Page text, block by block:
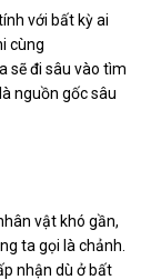
với bất kỳ ai
cùng
sẽ đi sâu vào tìm
nguồn gốc sâu
vật khó gần,
ta gọi là chảnh.
nhận dù ở bất